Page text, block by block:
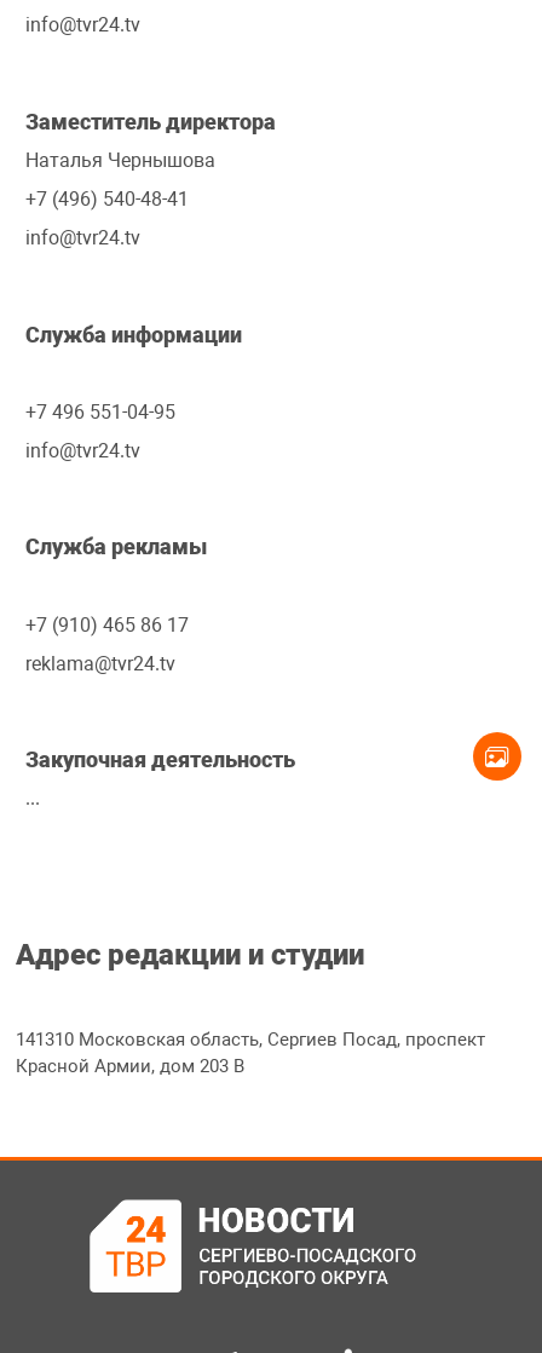
info@tvr24.tv
Заместитель директора
Наталья Чернышова
+7 (496) 540-48-41
info@tvr24.tv
Служба информации
+7 496 551-04-95
info@tvr24.tv
Служба рекламы
+7 (910) 465 86 17
reklama@tvr24.tv
Закупочная деятельность
...
Адрес редакции и студии
141310 Московская область, Сергиев Посад, проспект
Красной Армии, дом 203 В